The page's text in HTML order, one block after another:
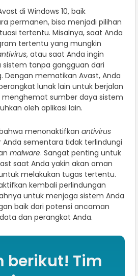
di Windows 10, baik
permanen, bisa menjadi pilihan
tertentu. Misalnya, saat Anda
tertentu yang mungkin
, atau saat Anda ingin
tanpa gangguan dari
Dengan mematikan Avast, Anda
lunak lain untuk berjalan
menghemat sumber daya sistem
oleh aplikasi lain.
menonaktifkan antivirus
sementara tidak terlindungi
malware. Sangat penting untuk
saat Anda yakin akan aman
melakukan tugas tertentu.
kembali perlindungan
untuk menjaga sistem Anda
baik dari potensi ancaman
dan perangkat Anda.
berikut! Tim